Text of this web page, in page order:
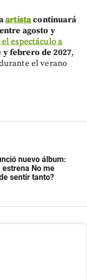
artistacontinuará
agosto y
espectáculo a
febrero de 2027,
el verano
nuevo álbum:
estrena No me
sentir tanto?